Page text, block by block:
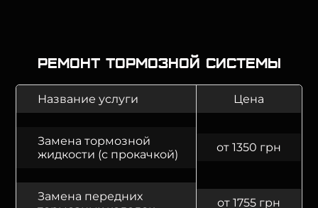
Ремонт тормозной системы
Название услуги Цена
Замена тормозной
жидкости (с прокачкой)
от 1350 грн
Замена передних
от 1755 грн